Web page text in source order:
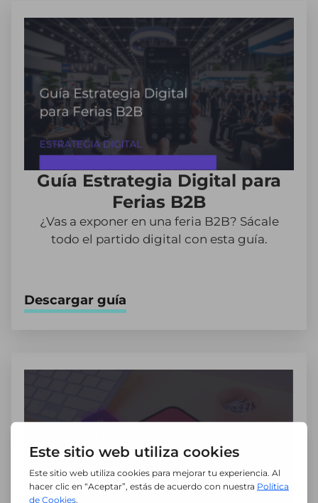
Guía Estrategia Digital para
Ferias B2B
¿Vas a exponer en una feria B2B? Sácale
todo el partido digital con esta guía.
Descargar guía